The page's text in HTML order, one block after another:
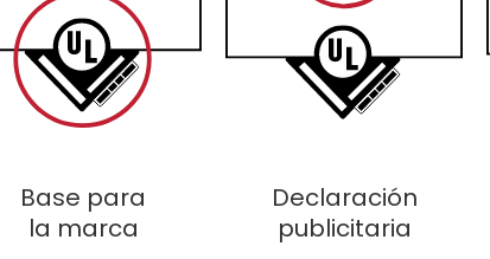
Base para
la marca
Declaración
publicitaria